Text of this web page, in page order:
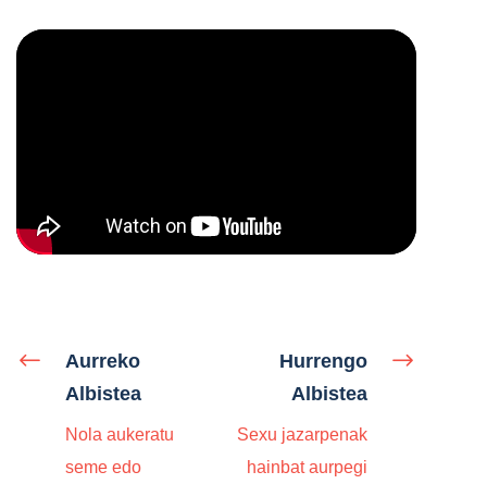
Aurreko
Albistea
Nola aukeratu
seme edo
Hurrengo
Albistea
Sexu jazarpenak
hainbat aurpegi